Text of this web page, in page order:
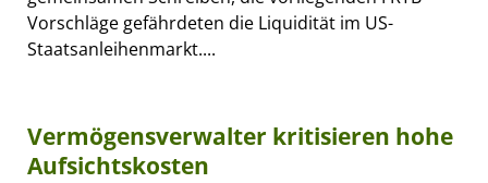
Vorschläge gefährdeten die Liquidität im US-
Staatsanleihenmarkt....
Vermögensverwalter kritisieren hohe
Aufsichtskosten